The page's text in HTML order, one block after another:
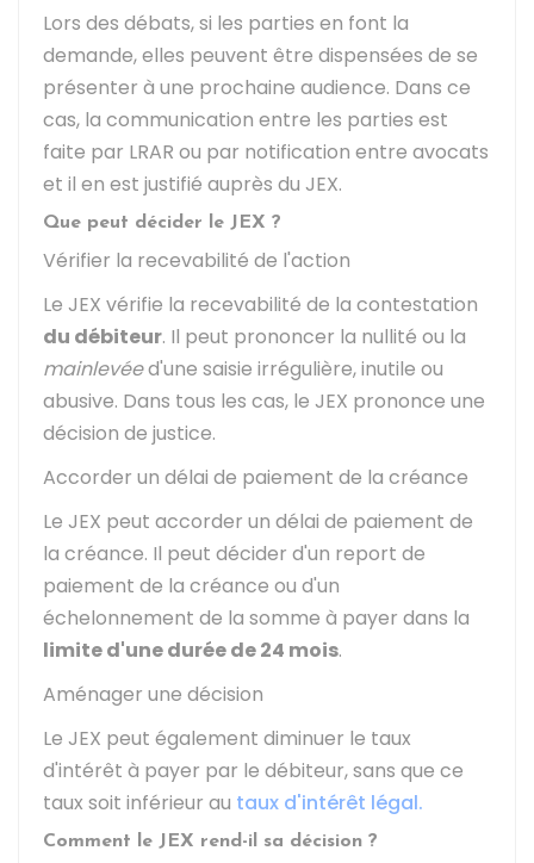
Lors des débats, si les parties en font la
demande, elles peuvent être dispensées de se
présenter à une prochaine audience. Dans ce
cas, la communication entre les parties est
faite par LRAR ou par notification entre avocats
et il en est justifié auprès du JEX.
Que peut décider le JEX ?
Vérifier la recevabilité de l'action
Le JEX vérifie la recevabilité de la contestation
du débiteur. Il peut prononcer la nullité ou la
mainlevéed'une saisie irrégulière, inutile ou
abusive. Dans tous les cas, le JEX prononce une
décision de justice.
Accorder un délai de paiement de la créance
Le JEX peut accorder un délai de paiement de
la créance. Il peut décider d'un report de
paiement de la créance ou d'un
échelonnement de la somme à payer dans la
limite d'une durée de 24 mois.
Aménager une décision
Le JEX peut également diminuer le taux
d'intérêt à payer par le débiteur, sans que ce
taux soit inférieur au taux d'intérêt légal.
Comment le JEX rend-il sa décision ?